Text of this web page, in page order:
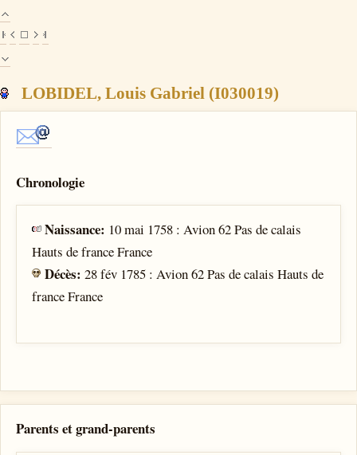
LOBIDEL, Louis Gabriel (I030019)
Chronologie
Naissance: 10 mai 1758 : Avion 62 Pas de calais
Hauts de france France
Décès:28 fév 1785 : Avion 62 Pas de calais Hauts de
france France
Parents et grand-parents